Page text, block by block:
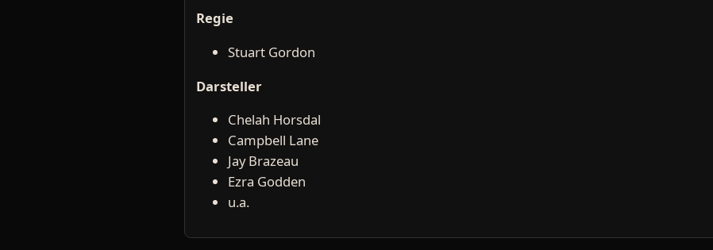
Regie
Stuart Gordon
Darsteller
Chelah Horsdal
Campbell Lane
Jay Brazeau
Ezra Godden
u.a.